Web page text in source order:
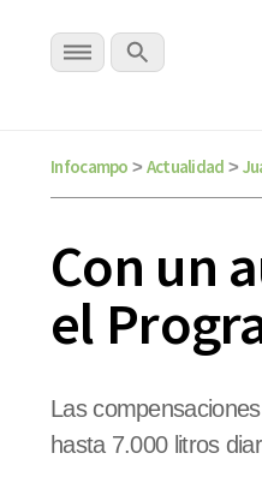
Infocampo > Actualidad >
Con un
el
Las
hasta 7.000 litros